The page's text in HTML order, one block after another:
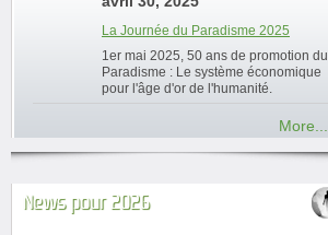
La Journée du Paradisme 2025
1er mai 2025, 50 ans de promotion du
Paradisme : Le système économique
pour l'âge d'or de l'humanité.
More...
News pour 2026